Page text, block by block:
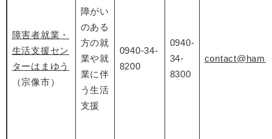
障害者就業・
生活支援セン
ターはまゆう
（宗像市）
障がい
のある
方の就
業や就
業に伴
う生活
支援
0940-34-
8200
0940-
34-
8300